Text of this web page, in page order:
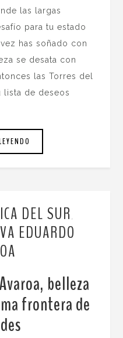
las largas
para tu estado
has soñado con
se desata con
las Torres del
lista de deseos
DEL SUR
EDUARDO
belleza
frontera de